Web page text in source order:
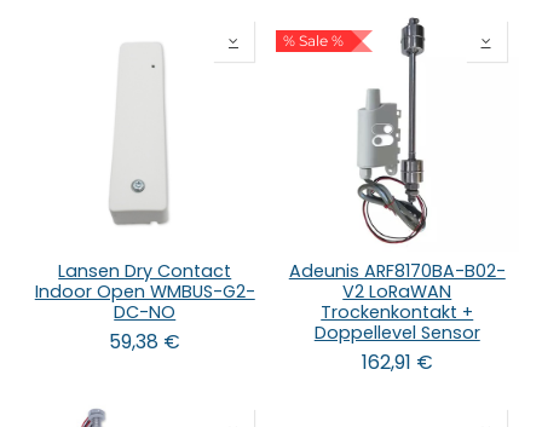
Lansen Dry Contact
Indoor Open WMBUS-G2-
DC-NO
59,38 €
% Sale %
Adeunis ARF8170BA-B02-
V2 LoRaWAN
Trockenkontakt +
Doppellevel Sensor
162,91 €